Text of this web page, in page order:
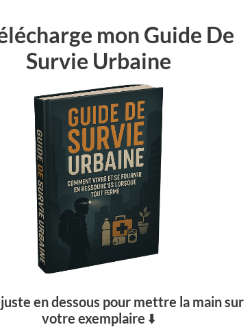
mon Guide De
Survie Urbaine
en dessous pour mettre la main sur
votre exemplaire ⬇️